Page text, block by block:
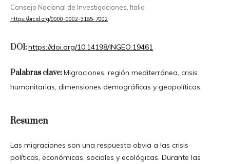
Consejo Nacional de Investigaciones, Italia
https://orcid.org/0000-0002-3185-7002
DOI:https://doi.org/10.14198/INGEO.19461
Palabras clave:Migraciones, región mediterránea, crisis
humanitarias, dimensiones demográficas y geopolíticas.
Resumen
Las migraciones son una respuesta obvia a las crisis
políticas, económicas, sociales y ecológicas. Durante las